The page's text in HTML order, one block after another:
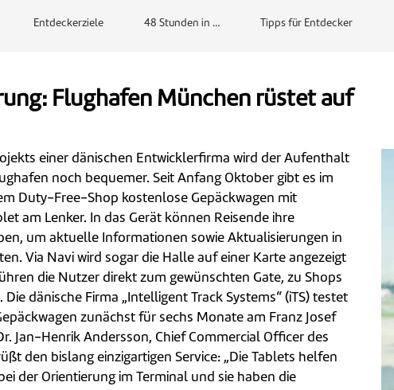
Entdeckerziele 48 Stunden in … Tipps für Entdecker
Flughafen München rüstet auf
einer dänischen Entwicklerfirma wird der Aufenthalt
noch bequemer. Seit Anfang Oktober gibt es im
Duty-Free-Shop kostenlose Gepäckwagen mit
am Lenker. In das Gerät können Reisende ihre
um aktuelle Informationen sowie Aktualisierungen in
Via Navi wird sogar die Halle auf einer Karte angezeigt
die Nutzer direkt zum gewünschten Gate, zu Shops
dänische Firma „Intelligent Track Systems“ (iTS) testet
zunächst für sechs Monate am Franz Josef
Jan-Henrik Andersson, Chief Commercial Officer des
den bislang einzigartigen Service: „Die Tablets helfen
der Orientierung im Terminal und sie haben die